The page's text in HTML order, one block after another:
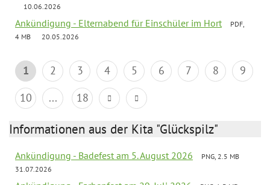
10.06.2026
Ankündigung - Elternabend für Einschüler im Hort
PDF,
4 MB
20.05.2026
1 2 3 4 5 6 7 8
9
10
... 18
Informationen aus der Kita "Glückspilz"
Ankündigung - Badefest am 5. August 2026
PNG, 2.5 MB
31.07.2026